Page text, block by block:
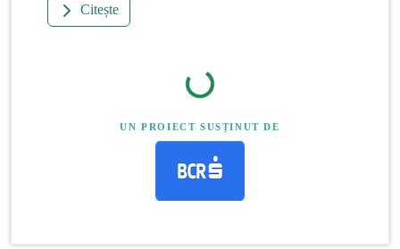
Citește
UN PROIECT SUSȚINUT DE